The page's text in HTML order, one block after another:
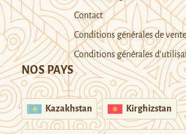
Contact
Conditions générales de vente
Conditions générales
NOS PAYS
Kazakhstan Kirghizstan